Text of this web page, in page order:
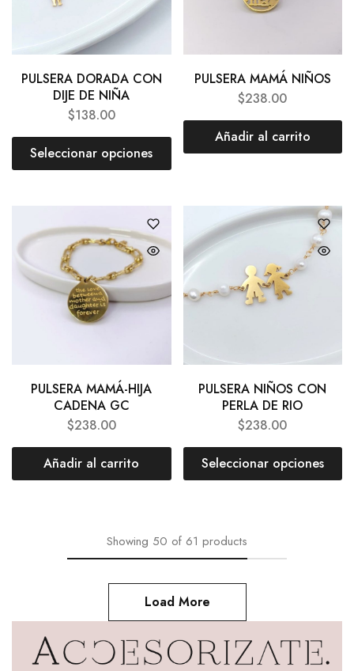
PULSERA DORADA CON
DIJE DE NIÑA
$138.00
Seleccionar opciones
PULSERA MAMÁ NIÑOS
$238.00
Añadir al carrito
PULSERA MAMÁ-HIJA
CADENA GC
$238.00
Añadir al carrito
PULSERA NIÑOS CON
PERLA DE RIO
$238.00
Seleccionar opciones
Showing 50 of 61 products
Load More